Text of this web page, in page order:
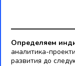
Определяем
аналитика-
развития до